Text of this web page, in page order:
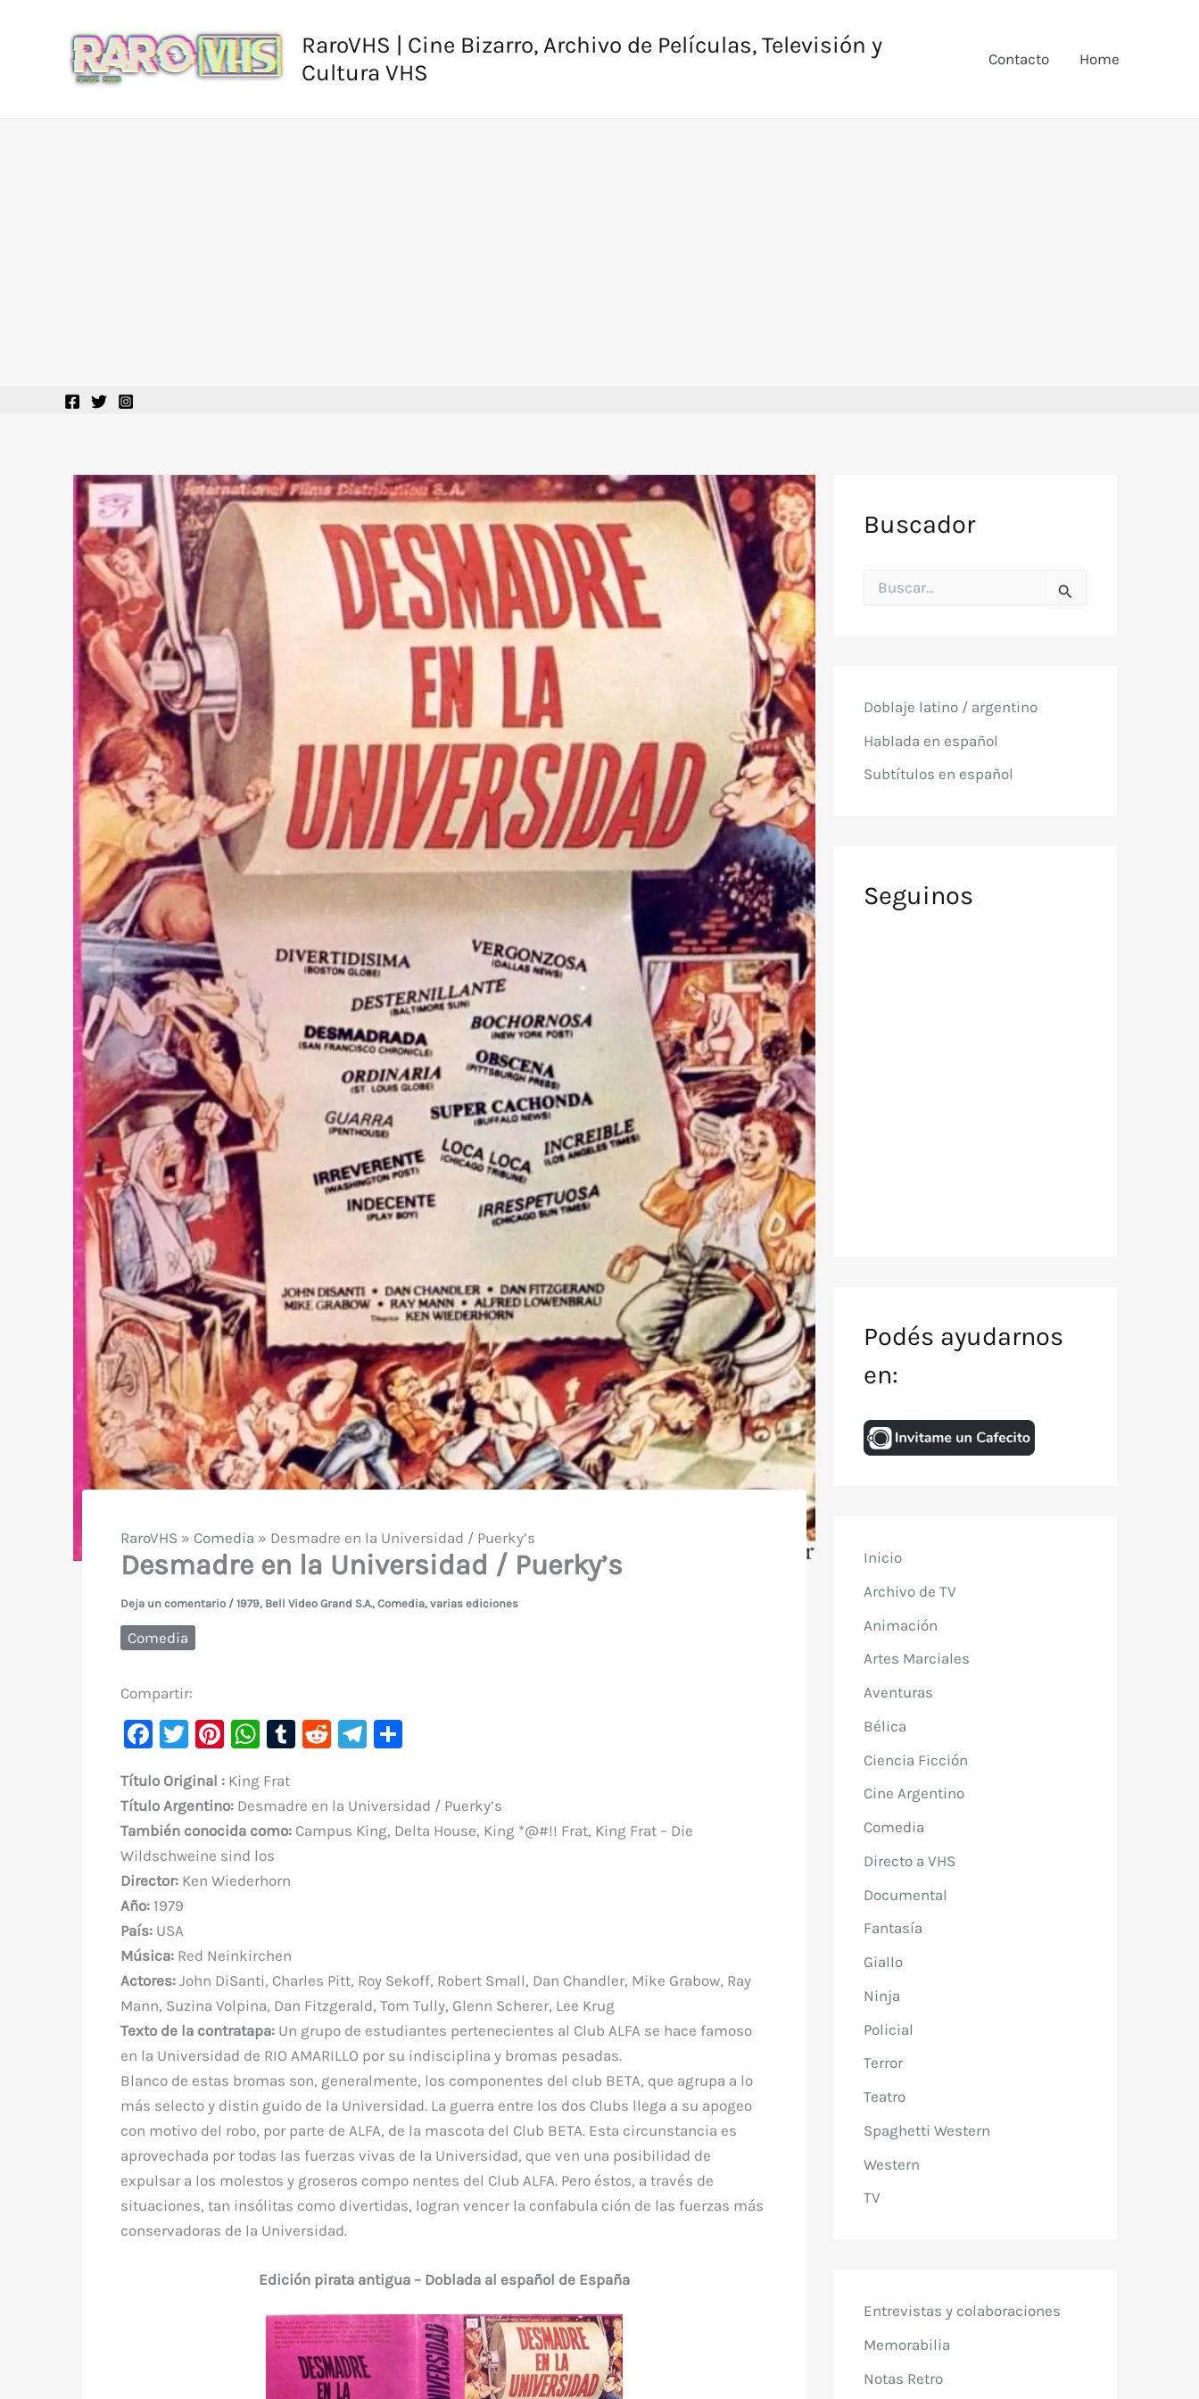
RaroVHS | Cine Bizarro, Archivo de Películas, Televisión y
Cultura VHS
Contacto Home
RaroVHS » Comedia » Desmadre en la Universidad / Puerky’s
Desmadre en la Universidad / Puerky’s
Deja un comentario / 1979, Bell Video Grand S.A., Comedia, varias ediciones
Comedia
Compartir:
F
c
e
b
o
o
k
T
it
te
r
Pi
er
e
st
W
at
s
A
p
T
bl
R
di
Te
a
m
C
p
Título Original :King Frat
Título Argentino:Desmadre en la Universidad / Puerky’s
También conocida como:Campus King, Delta House, King *@#!! Frat, King Frat – Die
Wildschweine sind los
Director:Ken Wiederhorn
Año:1979
País:USA
Música:Red Neinkirchen
Actores:John DiSanti, Charles Pitt, Roy Sekoff, Robert Small, Dan Chandler, Mike Grabow, Ray
Mann, Suzina Volpina, Dan Fitzgerald, Tom Tully, Glenn Scherer, Lee Krug
Texto de la contratapa: Un grupo de estudiantes pertenecientes al Club ALFA se hace famoso
en la Universidad de RIO AMARILLO por su indisciplina y bromas pesadas.
Blanco de estas bromas son, generalmente, los componentes del club BETA, que agrupa a lo
más selecto y distin guido de la Universidad. La guerra entre los dos Clubs llega a su apogeo
con motivo del robo, por parte de ALFA, de la mascota del Club BETA. Esta circunstancia es
aprovechada por todas las fuerzas vivas de la Universidad, que ven una posibilidad de
expulsar a los molestos y groseros compo nentes del Club ALFA. Pero éstos, a través de
situaciones, tan insólitas como divertidas, logran vencer la confabula ción de las fuerzas más
conservadoras de la Universidad.
Edición pirata antigua – Doblada al español de España
Buscador
o
:
Doblaje latino / argentino
Hablada en español
Subtítulos en español
Seguinos
Podés ayudarnos
en:
Inicio
Archivo de TV
Animación
Artes Marciales
Aventuras
Bélica
Ciencia Ficción
Cine Argentino
Comedia
Directo a VHS
Documental
Fantasía
Giallo
Ninja
Policial
Terror
Teatro
Spaghetti Western
Western
TV
Entrevistas y colaboraciones
Memorabilia
Notas Retro